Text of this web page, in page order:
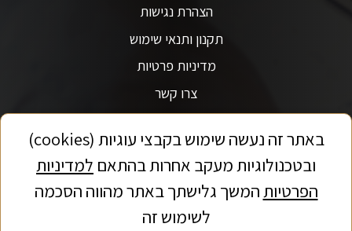
הצהרת נגישות
תקנון ותנאי שימוש
מדיניות פרטיות
צרו קשר
באתר זה נעשה שימוש בקבצי עוגיות (cookies)
ובטכנולוגיות מעקב אחרות בהתאם למדיניות
הפרטיותהמשך גלישתך באתר מהווה הסכמה
לשימוש זה